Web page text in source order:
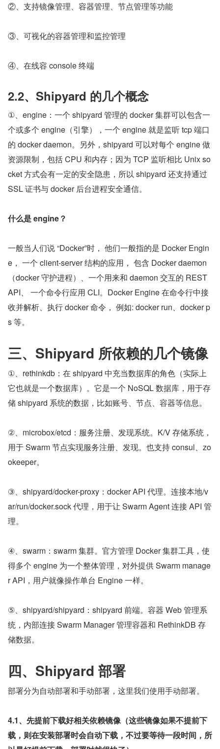
②、支持镜像管理、容器管理、节点管理等功能
③、可视化的容器管理和监控管理
④、在线容 console 终端
2.2、Shipyard 的几个概念
①、engine：一个 shipyard 管理的 docker 集群可以包含一
个或多个 engine（引擎），一个 engine 就是监听 tcp 端口
的 docker daemon。另外，shipyard 可以对每个 engine 做
资源限制，包括 CPU 和内存；因为 TCP 监听相比 Unix so
cket 方式会有一定的安全隐患，所以 shipyard 还支持通过
SSL 证书与 docker 后台进程安全通信。
什么是 engine？
一般当人们说 “Docker”时， 他们一般指的是 Docker Engin
e， 一个 client-server 结构的应用， 包含 Docker daemon
（docker 守护进程）、一个用来和 daemon 交互的 REST
API、 一个命令行应用 CLI。Docker Engine 在命令行中接
收并解析、执行 docker 命令， 例如: docker run、docker p
s 等。
三、Shipyard 所依赖的几个镜像
①、rethinkdb：在 shipyard 中充当数据库的角色（实际上
它也就是一个数据库）。它是一个 NoSQL 数据库，用于存
储 shipyard 系统的数据，比如账号、节点、容器等信息。
②、microbox/etcd：服务注册、发现系统。K/V 存储系统，
用于 Swarm 节点实现服务注册、发现。也支持 consul、zo
okeeper。
③、shipyard/docker-proxy：docker API 代理。连接本地/v
ar/run/docker.sock 代理，用于让 Swarm Agent 连接 API 管
理。
④、swarm：swarm 集群。官方管理 Docker 集群工具，使
得多个 engine 为一个整体管理，对外提供 Swarm manage
r API，用户就像操作单台 Engine 一样。
⑤、shipyard/shipyard：shipyard 前端。容器 Web 管理系
统，内部连接 Swarm Manager 管理容器和 RethinkDB 存
储数据。
四、Shipyard 部署
部署分为自动部署和手动部署，这里我们使用手动部署。
4.1、先提前下载好相关依赖镜像（这些镜像如果不提前下
载，则在安装部署时会自动下载，不过要等待一段时间，所